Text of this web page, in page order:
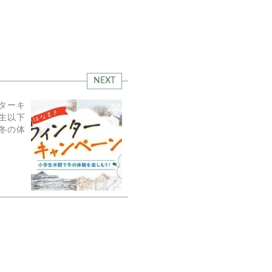
NEXT
ーキ
以下
の体